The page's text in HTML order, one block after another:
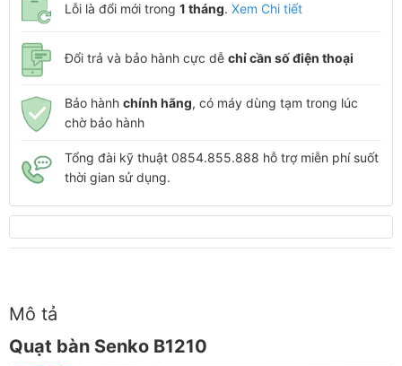
Lỗi là đổi mới trong 1 tháng. Xem Chi tiết
Đổi trả và bảo hành cực dễ chỉ cần số điện thoại
Bảo hành chính hãng, có máy dùng tạm trong lúc
chờ bảo hành
Tổng đài kỹ thuật 0854.855.888 hỗ trợ miễn phí suốt
thời gian sử dụng.
Mô tả
Quạt bàn Senko B1210